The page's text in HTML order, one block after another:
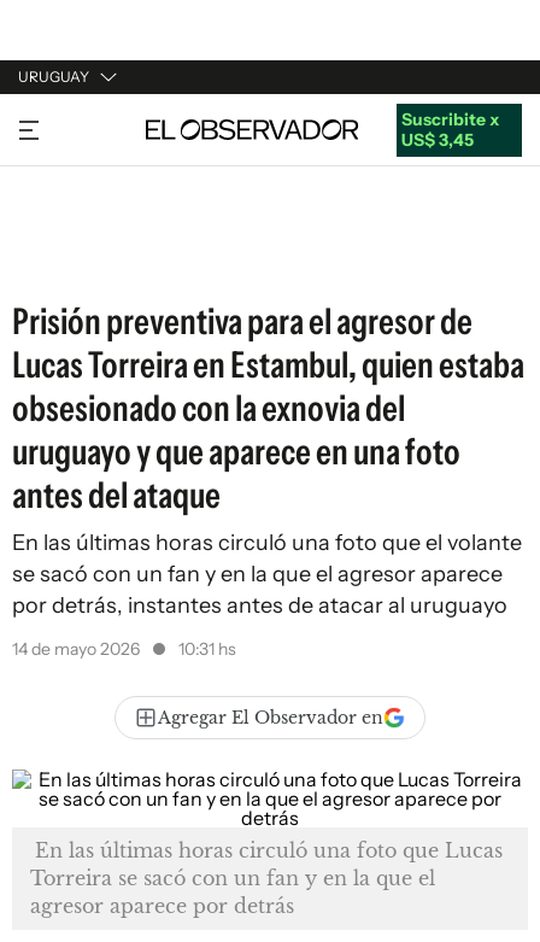
URUGUAY
URUGUAY
ARGENTINA
Suscribite x
US$ 3,45
Prisión preventiva para el agresor de
Lucas Torreira en Estambul, quien estaba
obsesionado con la exnovia del
uruguayo y que aparece en una foto
antes del ataque
En las últimas horas circuló una foto que el volante
se sacó con un fan y en la que el agresor aparece
por detrás, instantes antes de atacar al uruguayo
14 de mayo 2026 10:31 hs
Agregar El Observador en
En las últimas horas circuló una foto que Lucas
Torreira se sacó con un fan y en la que el
agresor aparece por detrás